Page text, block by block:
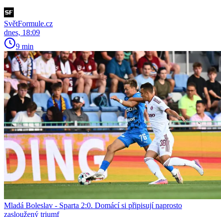
SvětFormule.cz
dnes, 18:09
9 min
Mladá Boleslav - Sparta 2:0. Domácí si připisují naprosto
zasloužený triumf